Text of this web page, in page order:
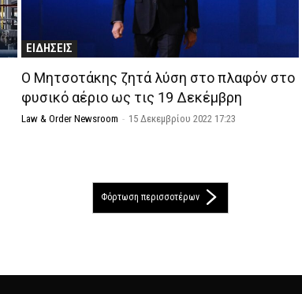
ΕΙΔΗΣΕΙΣ
Ο Μητσοτάκης ζητά λύση στο πλαφόν στο
φυσικό αέριο ως τις 19 Δεκέμβρη
Law & Order Newsroom - 15 Δεκεμβρίου 2022 17:23
Φόρτωση περισσοτέρων